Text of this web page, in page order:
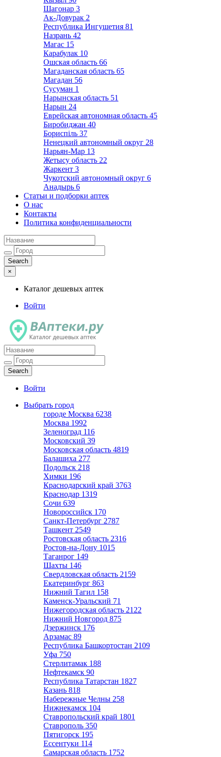
Шагонар 3
Ак-Довурак 2
Республика Ингушетия 81
Назрань 42
Магас 15
Карабулак 10
Ошская область 66
Магаданская область 65
Магадан 56
Сусуман 1
Нарынская область 51
Нарын 24
Еврейская автономная область 45
Биробиджан 40
Бориспіль 37
Ненецкий автономный округ 28
Нарьян-Мар 13
Жетысу область 22
Жаркент 3
Чукотский автономный округ 6
Анадырь 6
Статьи и подборки аптек
О нас
Контакты
Политика конфиденциальности
×
Каталог дешевых аптек
Войти
Каталог дешевых аптек
Войти
Выбрать город
городе Москва 6238
Москва 1992
Зеленоград 116
Московский 39
Московская область 4819
Балашиха 277
Подольск 218
Химки 196
Краснодарский край 3763
Краснодар 1319
Сочи 639
Новороссийск 170
Санкт-Петербург 2787
Ташкент 2549
Ростовская область 2316
Ростов-на-Дону 1015
Таганрог 149
Шахты 146
Свердловская область 2159
Екатеринбург 863
Нижний Тагил 158
Каменск-Уральский 71
Нижегородская область 2122
Нижний Новгород 875
Дзержинск 176
Арзамас 89
Республика Башкортостан 2109
Уфа 750
Стерлитамак 188
Нефтекамск 90
Республика Татарстан 1827
Казань 818
Набережные Челны 258
Нижнекамск 104
Ставропольский край 1801
Ставрополь 350
Пятигорск 195
Ессентуки 114
Самарская область 1752